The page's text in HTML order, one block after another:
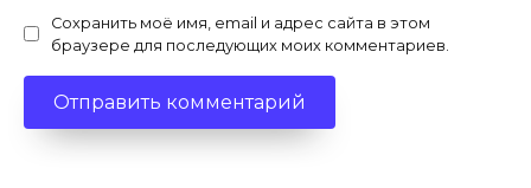
Сохранить моё имя, email и адрес сайта в этом
браузере для последующих моих комментариев.